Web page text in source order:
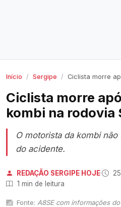
Início Sergipe Ciclista morre após
Ciclista morre
kombi na rodovia
O motorista da kombi
do acidente.
REDAÇÃO SERGIPE HOJE·
1 min de leitura
Fonte: A8SE com informações do